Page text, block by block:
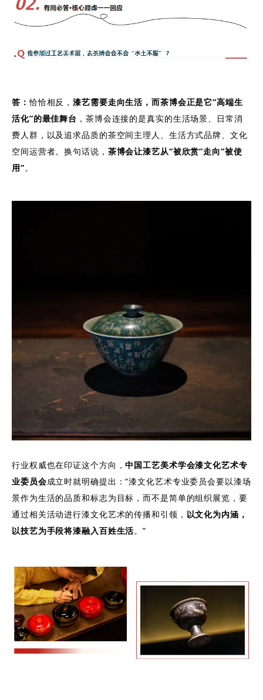
答：恰恰相反，漆艺需要走向生活，而茶博会正是它“高端生
活化”的最佳舞台 ，茶博会连接的是真实的生活场景、日常消
费人群，以及追求品质的茶空间主理人、生活方式品牌、文化
空间运营者。换句话说， 茶博会让漆艺从“被欣赏”走向“被使
用”。
行业权威也在印证这个方向，中国工艺美术学会漆文化艺术专
业委员会成立时就明确提出：“漆文化艺术专业委员会要以漆场
景作为生活的品质和标志为目标，而不是简单的组织展览，要
通过相关活动进行漆文化艺术的传播和引领， 以文化为内涵，
以技艺为手段将漆融入百姓生活。”